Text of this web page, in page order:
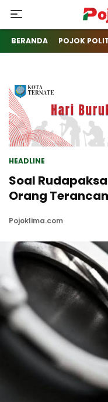
BERANDA POJOK
HEADLINE
Soal
Orang
Pojoklima.com